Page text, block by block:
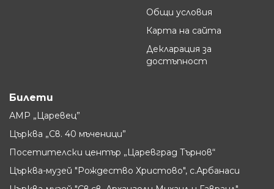
Общи условия
Карта на сайта
Декларация за
достъпност
Билети
АМР „Царевец”
Църква „Св. 40 мъченици”
Посетителски център „Царевград Търнов“
Църква-музей "Рождество Христово", с.Арбанаси